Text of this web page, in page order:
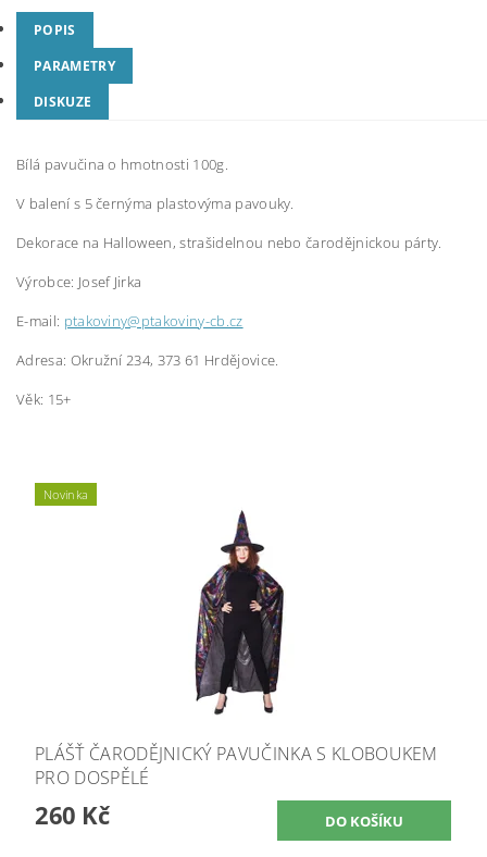
POPIS
PARAMETRY
DISKUZE
Bílá pavučina o hmotnosti 100g.
V balení s 5 černýma plastovýma pavouky.
Dekorace na Halloween, strašidelnou nebo čarodějnickou párty.
Výrobce: Josef Jirka
E-mail: ptakoviny@ptakoviny-cb.cz
Adresa: Okružní 234, 373 61 Hrdějovice.
Věk: 15+
Novinka
PLÁŠŤ ČARODĚJNICKÝ PAVUČINKA S KLOBOUKEM
PRO DOSPĚLÉ
260 Kč